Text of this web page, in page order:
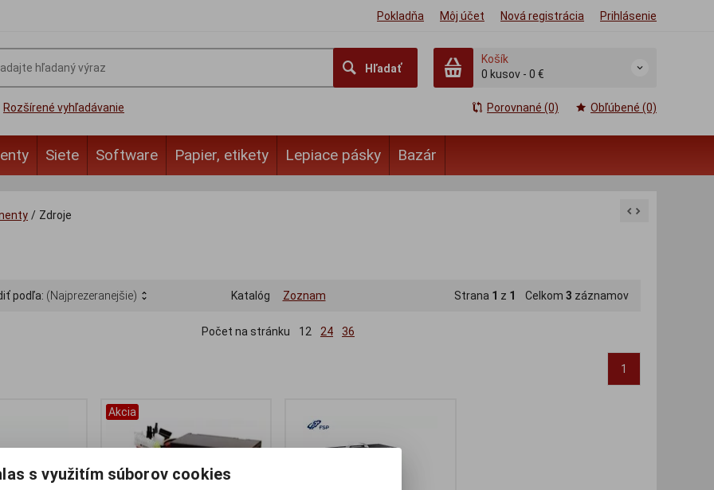
Pokladňa Môj účet Nová registrácia Prihlásenie
Hľadať
Košík
0 kusov - 0 €
Rozšírené vyhľadávanie Porovnané (0) Obľúbené (0)
Siete Software Papier, etikety Lepiace pásky Bazár
/ Zdroje
podľa: (Najprezeranejšie) Katalóg Zoznam Strana 1 z 1 Celkom 3 záznamov
Počet na stránku 12 24 36
1
Akcia
s využitím súborov cookies